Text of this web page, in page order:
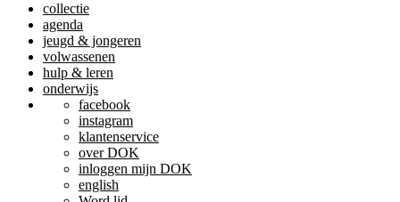
collectie
agenda
jeugd & jongeren
volwassenen
hulp & leren
onderwijs
facebook
instagram
klantenservice
over DOK
inloggen mijn DOK
english